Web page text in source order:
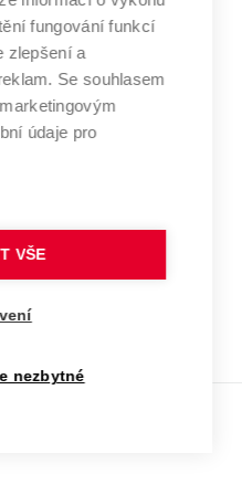
učení
technické
fungování funkcí
zlepšení a
Se souhlasem
údaje pro
VŠE
nezbytné